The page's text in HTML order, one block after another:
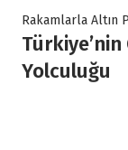
Rakamlarla Altın
Yolculuğu